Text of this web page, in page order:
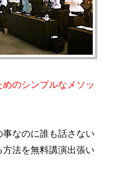
めのシンプルなメソッ
なのに誰も話さない
法を無料講演出張い